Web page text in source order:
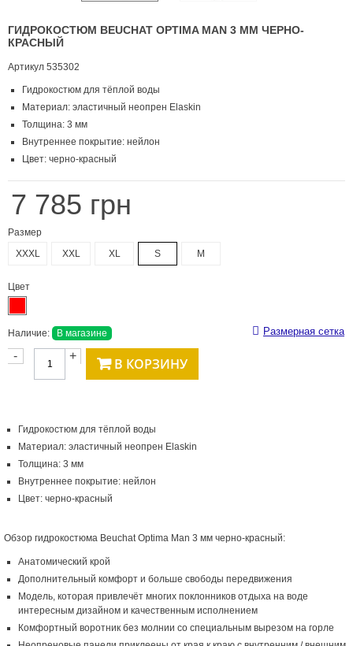
ГИДРОКОСТЮМ BEUCHAT OPTIMA MAN 3 ММ ЧЕРНО-
КРАСНЫЙ
Артикул 535302
Гидрокостюм для тёплой воды
Материал: эластичный неопрен Elaskin
Толщина: 3 мм
Внутреннее покрытие: нейлон
Цвет: черно-красный
7 785 грн
Размер
XXXL
XXL XL S M
Цвет
Наличие: В магазине Размерная сетка
- + В КОРЗИНУ
Гидрокостюм для тёплой воды
Материал: эластичный неопрен Elaskin
Толщина: 3 мм
Внутреннее покрытие: нейлон
Цвет: черно-красный
Обзор гидрокостюма Beuchat Optima Man 3 мм черно-красный:
Анатомический крой
Дополнительный комфорт и больше свободы передвижения
Модель, которая привлечёт многих поклонников отдыха на воде
интересным дизайном и качественным исполнением
Комфортный воротник без молнии со специальным вырезом на горле